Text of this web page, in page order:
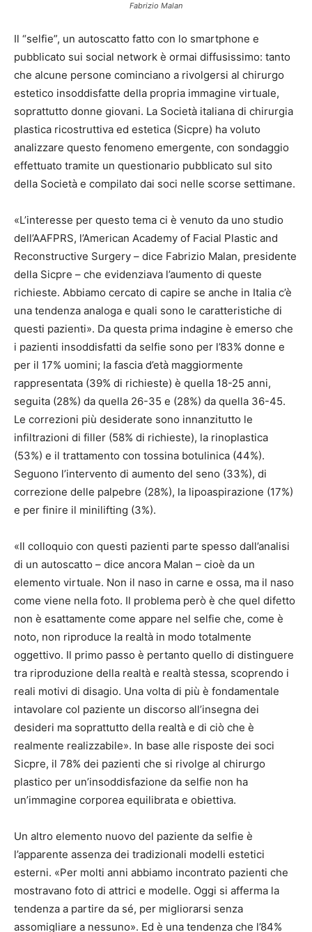
Fabrizio Malan
Il “selfie”, un autoscatto fatto con lo smartphone e
pubblicato sui social network è ormai diffusissimo: tanto
che alcune persone cominciano a rivolgersi al chirurgo
estetico insoddisfatte della propria immagine virtuale,
soprattutto donne giovani. La Società italiana di chirurgia
plastica ricostruttiva ed estetica (Sicpre) ha voluto
analizzare questo fenomeno emergente, con sondaggio
effettuato tramite un questionario pubblicato sul sito
della Società e compilato dai soci nelle scorse settimane.
«L’interesse per questo tema ci è venuto da uno studio
dell’AAFPRS, l’American Academy of Facial Plastic and
Reconstructive Surgery – dice Fabrizio Malan, presidente
della Sicpre – che evidenziava l’aumento di queste
richieste. Abbiamo cercato di capire se anche in Italia c’è
una tendenza analoga e quali sono le caratteristiche di
questi pazienti». Da questa prima indagine è emerso che
i pazienti insoddisfatti da selfie sono per l’83% donne e
per il 17% uomini; la fascia d’età maggiormente
rappresentata (39% di richieste) è quella 18-25 anni,
seguita (28%) da quella 26-35 e (28%) da quella 36-45.
Le correzioni più desiderate sono innanzitutto le
infiltrazioni di filler (58% di richieste), la rinoplastica
(53%) e il trattamento con tossina botulinica (44%).
Seguono l’intervento di aumento del seno (33%), di
correzione delle palpebre (28%), la lipoaspirazione (17%)
e per finire il minilifting (3%).
«Il colloquio con questi pazienti parte spesso dall’analisi
di un autoscatto – dice ancora Malan – cioè da un
elemento virtuale. Non il naso in carne e ossa, ma il naso
come viene nella foto. Il problema però è che quel difetto
non è esattamente come appare nel selfie che, come è
noto, non riproduce la realtà in modo totalmente
oggettivo. Il primo passo è pertanto quello di distinguere
tra riproduzione della realtà e realtà stessa, scoprendo i
reali motivi di disagio. Una volta di più è fondamentale
intavolare col paziente un discorso all’insegna dei
desideri ma soprattutto della realtà e di ciò che è
realmente realizzabile». In base alle risposte dei soci
Sicpre, il 78% dei pazienti che si rivolge al chirurgo
plastico per un’insoddisfazione da selfie non ha
un’immagine corporea equilibrata e obiettiva.
Un altro elemento nuovo del paziente da selfie è
l’apparente assenza dei tradizionali modelli estetici
esterni. «Per molti anni abbiamo incontrato pazienti che
mostravano foto di attrici e modelle. Oggi si afferma la
tendenza a partire da sé, per migliorarsi senza
assomigliare a nessuno». Ed è una tendenza che l’84%